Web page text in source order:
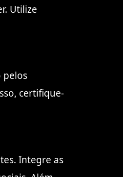
Utilize
pelos
certifique-
Integre as